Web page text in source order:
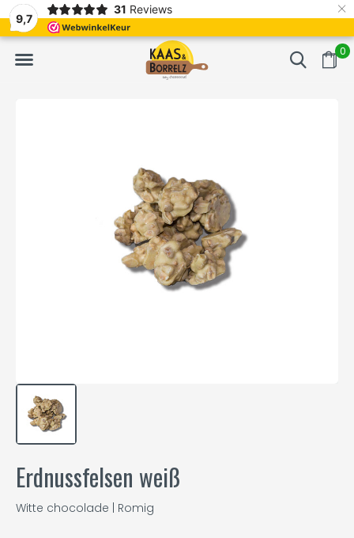
9,7
31 Reviews ×
0
Frisch geschnitten und vakuumverpackt. Meistens Lieferung
Erdnussfelsen weiß
Witte chocolade | Romig